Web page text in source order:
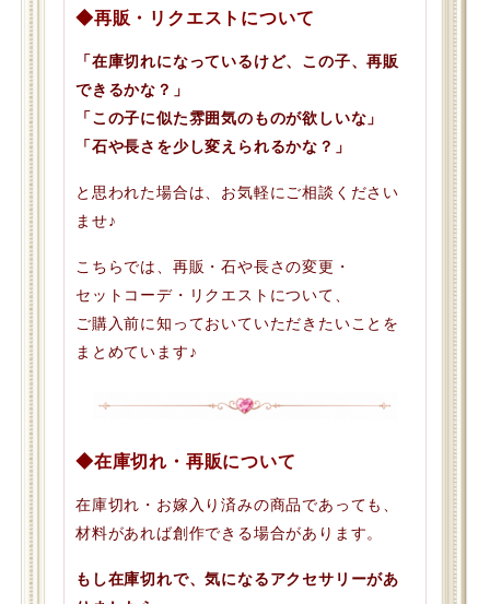
◆再販・リクエストについて
「在庫切れになっているけど、この子、再販
できるかな？」
「この子に似た雰囲気のものが欲しいな」
「石や長さを少し変えられるかな？」
と思われた場合は、お気軽にご相談ください
ませ♪
こちらでは、再販・石や長さの変更・
セットコーデ・リクエストについて、
ご購入前に知っておいていただきたいことを
まとめています♪
◆在庫切れ・再販について
在庫切れ・お嫁入り済みの商品であっても、
材料があれば創作できる場合があります。
もし在庫切れで、気になるアクセサリーがあ